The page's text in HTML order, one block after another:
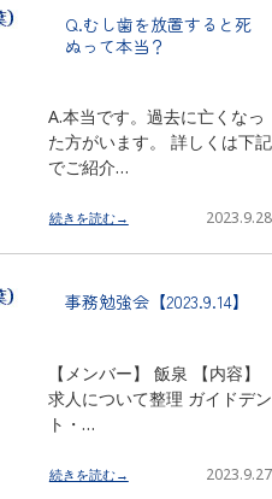
Q.むし歯を放置すると死
ぬって本当？
A.本当です。過去に亡くなっ
た方がいます。 詳しくは下記
でご紹介…
続きを読む→ 2023.9.28
事務勉強会【2023.9.14】
【メンバー】 飯泉 【内容】
求人について整理 ガイドデン
ト・…
続きを読む→ 2023.9.27